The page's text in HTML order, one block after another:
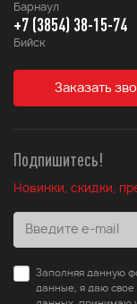
Барнаул
+7 (3854) 38-15-74
Бийск
Заказать
Подпишитесь!
Новинки, скидки,
Заполняя данную
данные, я даю свое